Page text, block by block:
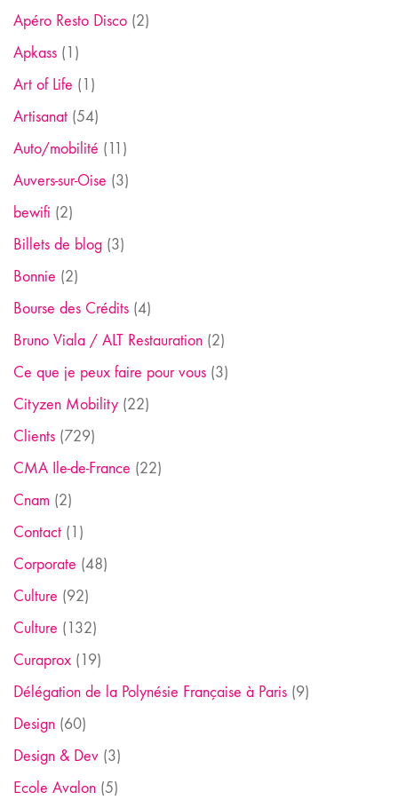
Apéro Resto Disco (2)
Apkass (1)
Art of Life (1)
Artisanat (54)
Auto/mobilité (11)
Auvers-sur-Oise (3)
bewifi (2)
Billets de blog (3)
Bonnie (2)
Bourse des Crédits (4)
Bruno Viala / ALT Restauration (2)
Ce que je peux faire pour vous (3)
Cityzen Mobility (22)
Clients (729)
CMA Ile-de-France (22)
Cnam (2)
Contact (1)
Corporate (48)
Culture (92)
Culture (132)
Curaprox (19)
Délégation de la Polynésie Française à Paris (9)
Design (60)
Design & Dev (3)
Ecole Avalon (5)